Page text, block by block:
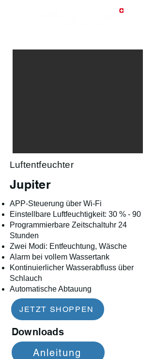
Luftentfeuchter
Jupiter
APP-Steuerung über Wi-Fi
Einstellbare Luftfeuchtigkeit: 30 % - 90
Programmierbare Zeitschaltuhr 24
Stunden
Zwei Modi: Entfeuchtung, Wäsche
Alarm bei vollem Wassertank
Kontinuierlicher Wasserabfluss über
Schlauch
Automatische Abtauung
JETZT SHOPPEN
Downloads
Anleitung